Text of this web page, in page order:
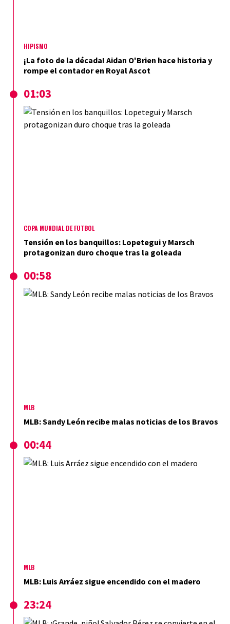
HIPISMO
¡La foto de la década! Aidan O'Brien hace historia y
rompe el contador en Royal Ascot
01:03
COPA MUNDIAL DE FÚTBOL
Tensión en los banquillos: Lopetegui y Marsch
protagonizan duro choque tras la goleada
00:58
MLB
MLB: Sandy León recibe malas noticias de los Bravos
00:44
MLB
MLB: Luis Arráez sigue encendido con el madero
23:24